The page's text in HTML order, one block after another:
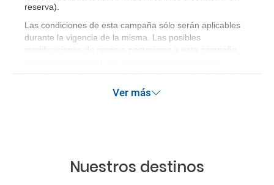
reserva).
Las condiciones de esta campaña sólo serán aplicables
durante la vigencia de la misma. Las posibles
modificaciones de reserva posteriores a esta campaña
Ver más
Nuestros destinos